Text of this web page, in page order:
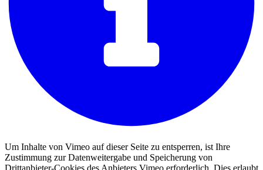
Um Inhalte von Vimeo auf dieser Seite zu entsperren, ist Ihre
Zustimmung zur Datenweitergabe und Speicherung von
Drittanbieter-Cookies des Anbieters Vimeo erforderlich. Dies erlaubt